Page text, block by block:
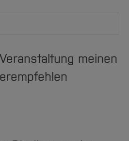
meinen